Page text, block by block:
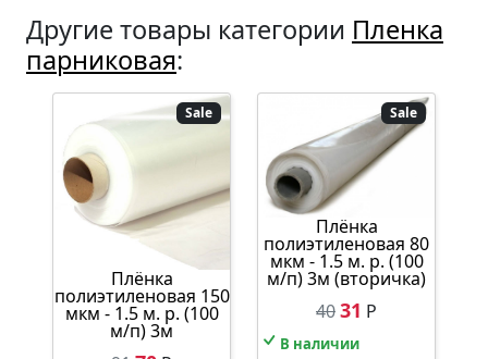
Другие товары категории Пленка
парниковая:
Sale
Плёнка
полиэтиленовая 150
мкм - 1.5 м. р. (100
м/п) 3м
Sale
Плёнка
полиэтиленовая 80
мкм - 1.5 м. р. (100
м/п) 3м (вторичка)
4031 Р
В наличии